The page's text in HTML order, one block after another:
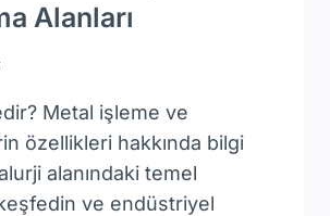
Alanları
Metal işleme ve
özellikleri hakkında bilgi
alanındaki temel
ve endüstriyel